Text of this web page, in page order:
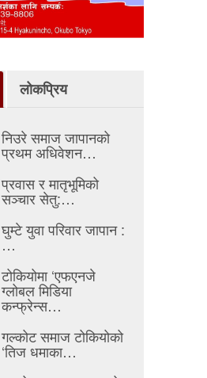
लोकप्रिय
निउरे समाज जापानको
प्रथम अधिवेशन…
प्रवास र मातृभूमिको
सञ्चार सेतु:…
घुम्टे युवा परिवार जापान :
…
टोकियोमा ‘एफएनजे
ग्लोबल मिडिया
कन्फ्रेन्स…
गल्कोट समाज टोकियोको
‘तिज धमाका…